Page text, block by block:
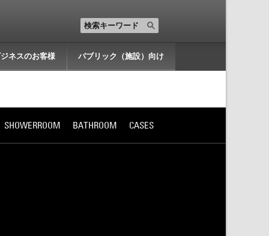
ネスのお客様 パブリック（施設）向け
SHOWERROOM BATHROOM CASES